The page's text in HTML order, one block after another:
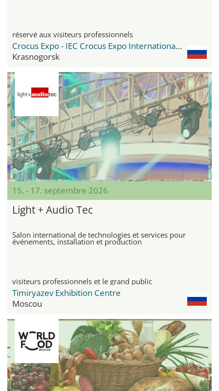
réservé aux visiteurs professionnels
Crocus Expo - IEC Crocus Expo International Exhibition Centre
Krasnogorsk
15. - 17. septembre 2026
Light + Audio Tec
Salon international de technologies et services pour
événements, installation et production
visiteurs professionnels et le grand public
Timiryazev Exhibition Centre
Moscou